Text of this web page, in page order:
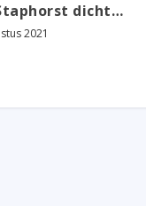
dicht…
2021